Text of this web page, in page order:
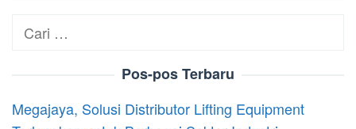
Cari
Pos-pos Terbaru
Megajaya, Solusi Distributor Lifting Equipment